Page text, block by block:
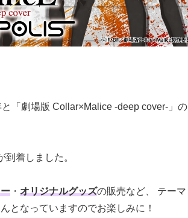
と「劇場版 Collar×Malice -deep cover-」の
到着しました。
・ オリジナルグッズの販売など、 テーマ
となっていますのでお楽しみに！